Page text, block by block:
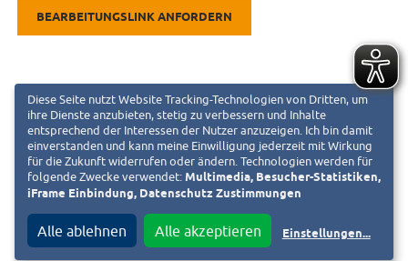
BEARBEITUNGSLINK ANFORDERN
Diese Seite nutzt Website Tracking-Technologien von Dritten, um
ihre Dienste anzubieten, stetig zu verbessern und Inhalte
entsprechend der Interessen der Nutzer anzuzeigen. Ich bin damit
einverstanden und kann meine Einwilligung jederzeit mit Wirkung
für die Zukunft widerrufen oder ändern. Technologien werden für
folgende Zwecke verwendet: Multimedia, Besucher-Statistiken,
iFrame Einbindung, Datenschutz Zustimmungen
Alle ablehnen Alle akzeptieren Einstellungen...